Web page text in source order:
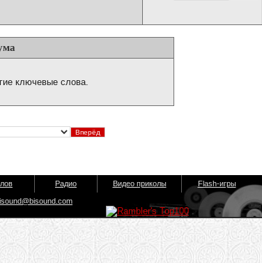
ключевые слова.
Радио Видео приколы Flash-игры